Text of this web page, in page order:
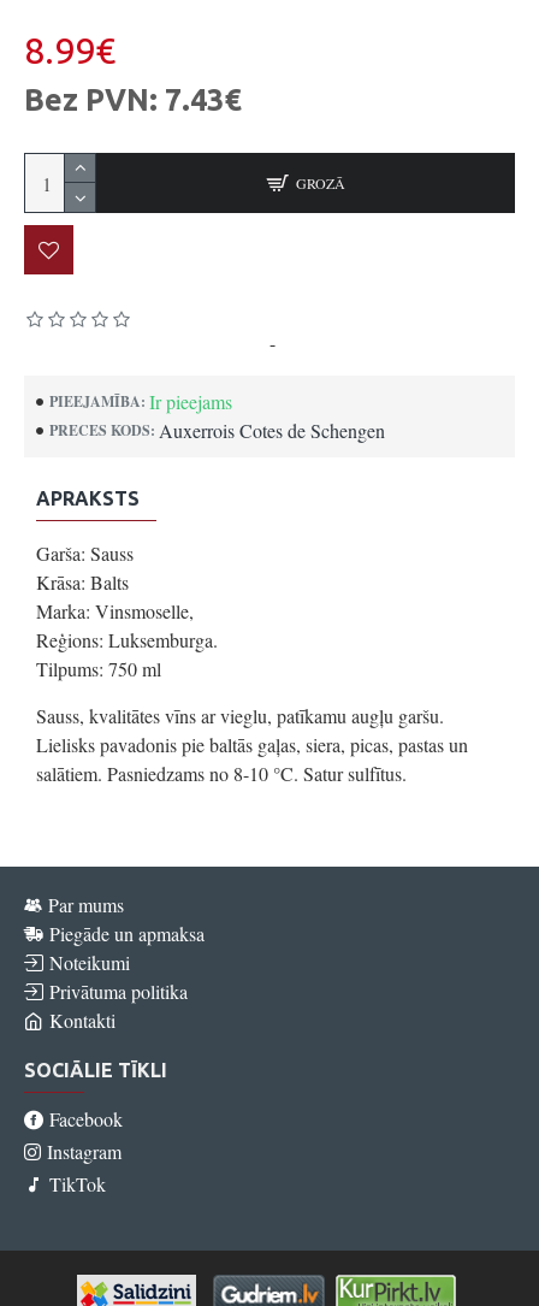
PIEEJAMĪBA: Ir pieejams
PRECES KODS: Auxerrois Cotes de Schengen
-
8.99€
Bez PVN: 7.43€
GROZĀ
APRAKSTS
Garša: Sauss
Krāsa: Balts
Marka: Vinsmoselle,
Reģions: Luksemburga.
Tilpums: 750 ml
Sauss, kvalitātes vīns ar vieglu, patīkamu augļu garšu.
Lielisks pavadonis pie baltās gaļas, siera, picas, pastas un
salātiem. Pasniedzams no 8-10 °C. Satur sulfītus.
Par mums
Piegāde un apmaksa
Noteikumi
Privātuma politika
Kontakti
SOCIĀLIE TĪKLI
Facebook
Instagram
TikTok